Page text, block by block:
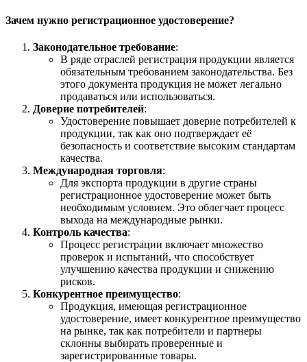
Зачем нужно регистрационное удостоверение?
Законодательное требование:
В ряде отраслей регистрация продукции является
обязательным требованием законодательства. Без
этого документа продукция не может легально
продаваться или использоваться.
Доверие потребителей:
Удостоверение повышает доверие потребителей к
продукции, так как оно подтверждает её
безопасность и соответствие высоким стандартам
качества.
Международная торговля:
Для экспорта продукции в другие страны
регистрационное удостоверение может быть
необходимым условием. Это облегчает процесс
выхода на международные рынки.
Контроль качества:
Процесс регистрации включает множество
проверок и испытаний, что способствует
улучшению качества продукции и снижению
рисков.
Конкурентное преимущество:
Продукция, имеющая регистрационное
удостоверение, имеет конкурентное преимущество
на рынке, так как потребители и партнеры
склонны выбирать проверенные и
зарегистрированные товары.